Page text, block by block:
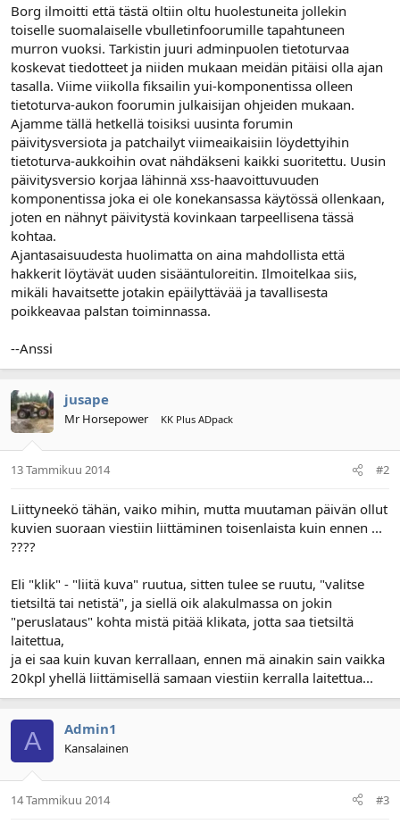
n
a
l
o
i
t
t
a
j
a
ä
m
ä
ä
r
ä
Borg ilmoitti että tästä oltiin oltu huolestuneita jollekin
toiselle suomalaiselle vbulletinfoorumille tapahtuneen
murron vuoksi. Tarkistin juuri adminpuolen tietoturvaa
koskevat tiedotteet ja niiden mukaan meidän pitäisi olla ajan
tasalla. Viime viikolla fiksailin yui-komponentissa olleen
tietoturva-aukon foorumin julkaisijan ohjeiden mukaan.
Ajamme tällä hetkellä toisiksi uusinta forumin
päivitysversiota ja patchailyt viimeaikaisiin löydettyihin
tietoturva-aukkoihin ovat nähdäkseni kaikki suoritettu. Uusin
päivitysversio korjaa lähinnä xss-haavoittuvuuden
komponentissa joka ei ole konekansassa käytössä ollenkaan,
joten en nähnyt päivitystä kovinkaan tarpeellisena tässä
kohtaa.
Ajantasaisuudesta huolimatta on aina mahdollista että
hakkerit löytävät uuden sisääntuloreitin. Ilmoitelkaa siis,
mikäli havaitsette jotakin epäilyttävää ja tavallisesta
poikkeavaa palstan toiminnassa.
--Anssi
jusape
Mr Horsepower KK Plus ADpack
13 Tammikuu 2014 #2
Liittyneekö tähän, vaiko mihin, mutta muutaman päivän ollut
kuvien suoraan viestiin liittäminen toisenlaista kuin ennen ...
????
Eli "klik" - "liitä kuva" ruutua, sitten tulee se ruutu, "valitse
tietsiltä tai netistä", ja siellä oik alakulmassa on jokin
"peruslataus" kohta mistä pitää klikata, jotta saa tietsiltä
laitettua,
ja ei saa kuin kuvan kerrallaan, ennen mä ainakin sain vaikka
20kpl yhellä liittämisellä samaan viestiin kerralla laitettua...
A Admin1
Kansalainen
14 Tammikuu 2014 #3